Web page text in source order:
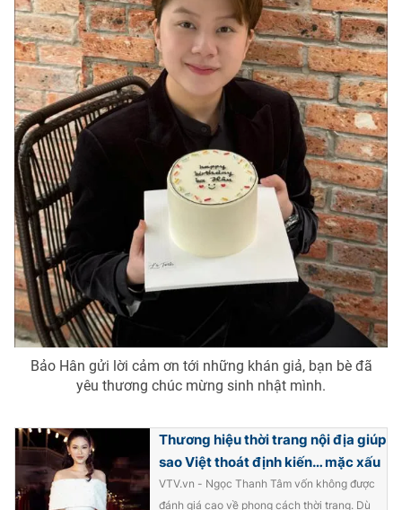
Bảo Hân gửi lời cảm ơn tới những khán giả, bạn bè đã
yêu thương chúc mừng sinh nhật mình.
Thương hiệu thời trang nội địa giúp
sao Việt thoát định kiến… mặc xấu
VTV.vn - Ngọc Thanh Tâm vốn không được
đánh giá cao về phong cách thời trang. Dù